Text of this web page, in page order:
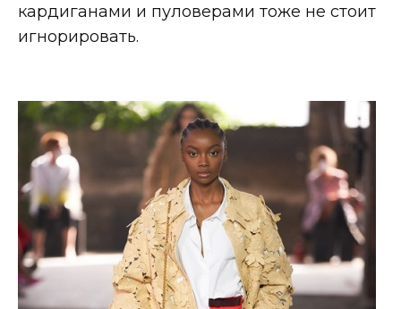
кардиганами и пуловерами тоже не стоит
игнорировать.